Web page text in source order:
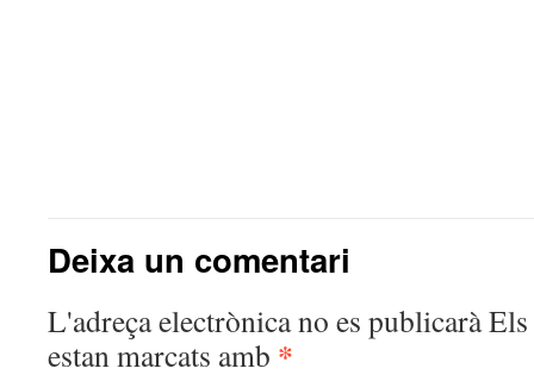
Deixa un comentari
L'adreça electrònica no es publicaràEls
estan marcats amb *